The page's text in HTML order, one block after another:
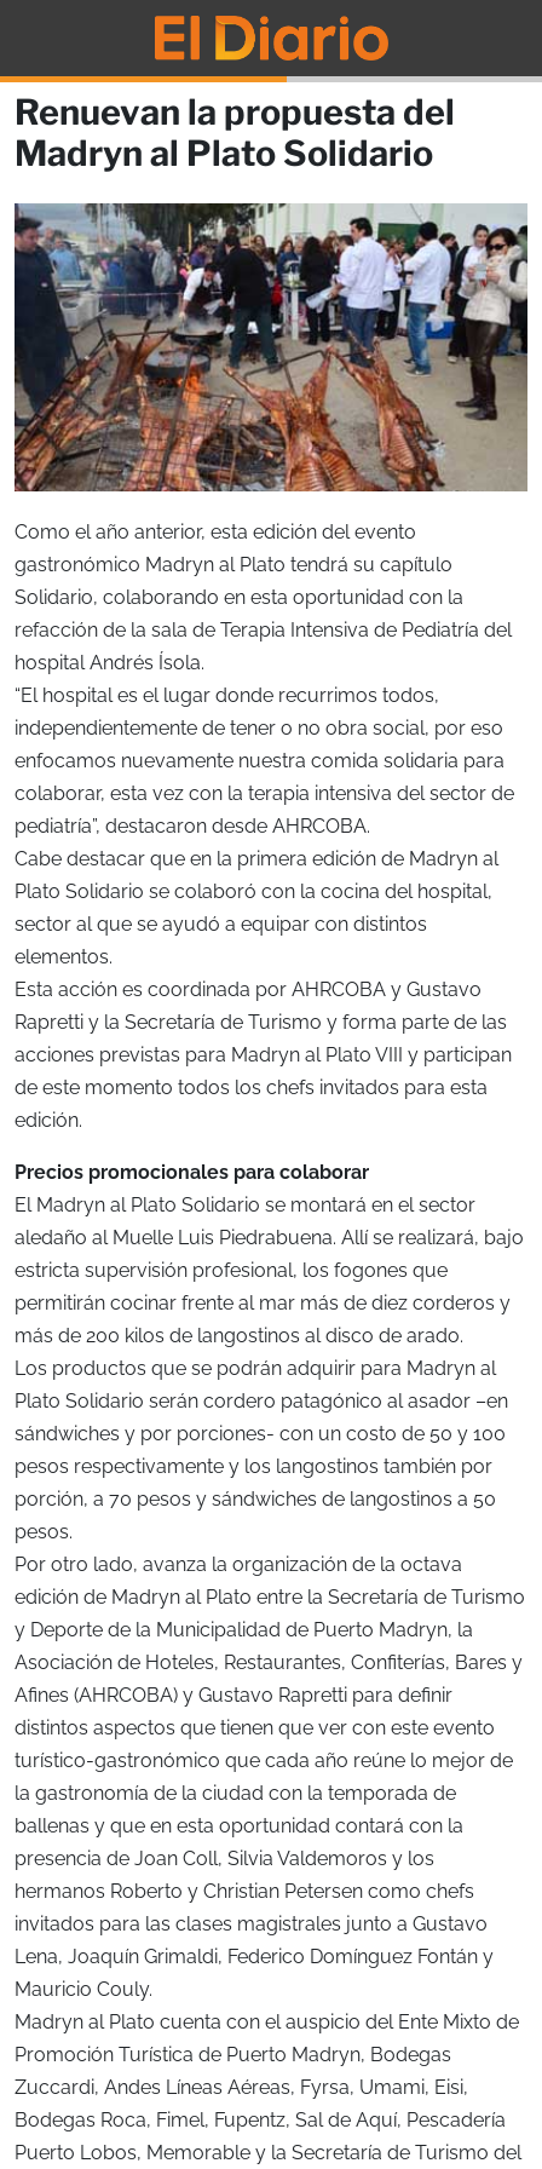
Renuevan la propuesta del
Madryn al Plato Solidario
Como el año anterior, esta edición del evento
gastronómico Madryn al Plato tendrá su capítulo
Solidario, colaborando en esta oportunidad con la
refacción de la sala de Terapia Intensiva de Pediatría del
hospital Andrés Ísola.
“El hospital es el lugar donde recurrimos todos,
independientemente de tener o no obra social, por eso
enfocamos nuevamente nuestra comida solidaria para
colaborar, esta vez con la terapia intensiva del sector de
pediatría”, destacaron desde AHRCOBA.
Cabe destacar que en la primera edición de Madryn al
Plato Solidario se colaboró con la cocina del hospital,
sector al que se ayudó a equipar con distintos
elementos.
Esta acción es coordinada por AHRCOBA y Gustavo
Rapretti y la Secretaría de Turismo y forma parte de las
acciones previstas para Madryn al Plato VIII y participan
de este momento todos los chefs invitados para esta
edición.
Precios promocionales para colaborar
El Madryn al Plato Solidario se montará en el sector
aledaño al Muelle Luis Piedrabuena. Allí se realizará, bajo
estricta supervisión profesional, los fogones que
permitirán cocinar frente al mar más de diez corderos y
más de 200 kilos de langostinos al disco de arado.
Los productos que se podrán adquirir para Madryn al
Plato Solidario serán cordero patagónico al asador –en
sándwiches y por porciones- con un costo de 50 y 100
pesos respectivamente y los langostinos también por
porción, a 70 pesos y sándwiches de langostinos a 50
pesos.
Por otro lado, avanza la organización de la octava
edición de Madryn al Plato entre la Secretaría de Turismo
y Deporte de la Municipalidad de Puerto Madryn, la
Asociación de Hoteles, Restaurantes, Confiterías, Bares y
Afines (AHRCOBA) y Gustavo Rapretti para definir
distintos aspectos que tienen que ver con este evento
turístico-gastronómico que cada año reúne lo mejor de
la gastronomía de la ciudad con la temporada de
ballenas y que en esta oportunidad contará con la
presencia de Joan Coll, Silvia Valdemoros y los
hermanos Roberto y Christian Petersen como chefs
invitados para las clases magistrales junto a Gustavo
Lena, Joaquín Grimaldi, Federico Domínguez Fontán y
Mauricio Couly.
Madryn al Plato cuenta con el auspicio del Ente Mixto de
Promoción Turística de Puerto Madryn, Bodegas
Zuccardi, Andes Líneas Aéreas, Fyrsa, Umami, Eisi,
Bodegas Roca, Fimel, Fupentz, Sal de Aquí, Pescadería
Puerto Lobos, Memorable y la Secretaría de Turismo del